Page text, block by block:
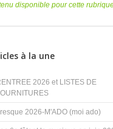
disponible pour cette
à la une
2026 et LISTES DE
2026-M'ADO (moi ado)